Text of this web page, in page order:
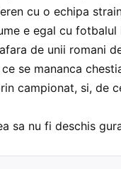
cu o echipa
e egal cu
de unii romani
se mananca
campionat, si, de
sa nu fi deschis